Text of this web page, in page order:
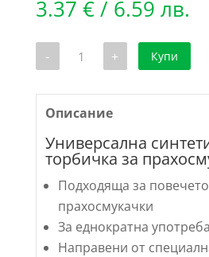
3.37 €/ 6.59 лв.
- количество
Универсална
торбичка
за
Пакет
2бр.
+ Купи
Описание
Универсална
торбичка за
Подходяща за
прахосмукачки
За еднократна употреба
Направени от